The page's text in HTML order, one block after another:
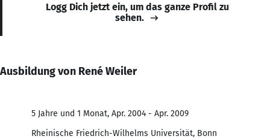
Logg Dich jetzt ein, um das ganze Profil zu
sehen.
Ausbildung von René Weiler
5 Jahre und 1 Monat, Apr. 2004 - Apr. 2009
Rheinische Friedrich-Wilhelms Universität, Bonn